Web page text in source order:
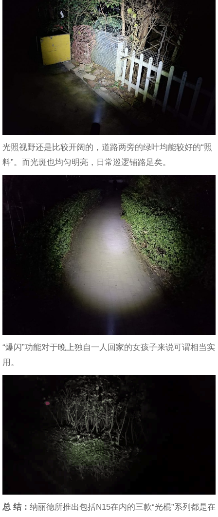
光照视野还是比较开阔的，道路两旁的绿叶均能较好的“照
料”。而光斑也均匀明亮，日常巡逻铺路足矣。
“爆闪”功能对于晚上独自一人回家的女孩子来说可谓相当实
用。
总 结： 纳丽德所推出包括N15在内的三款“光棍”系列都是在